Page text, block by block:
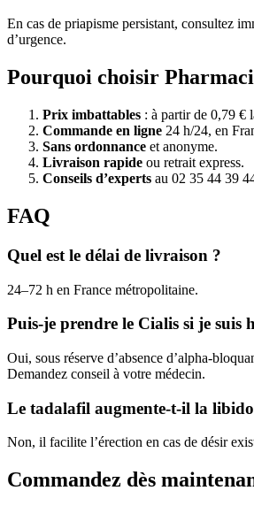
En cas de priapisme persistant, consultez
d’urgence.
Pourquoi choisir
Prix imbattables : à partir de 0,79 €
Commande en ligne 24 h/24, en
Sans ordonnance et anonyme.
Livraison rapide ou retrait express.
Conseils d’experts au 02 35 44 39
FAQ
Quel est le délai de livraison ?
24–72 h en France métropolitaine.
Puis-je prendre le Cialis si je suis
Oui, sous réserve d’absence d’alpha-
Demandez conseil à votre médecin.
Le tadalafil augmente-t-il la
Non, il facilite l’érection en cas de désir
Commandez dès